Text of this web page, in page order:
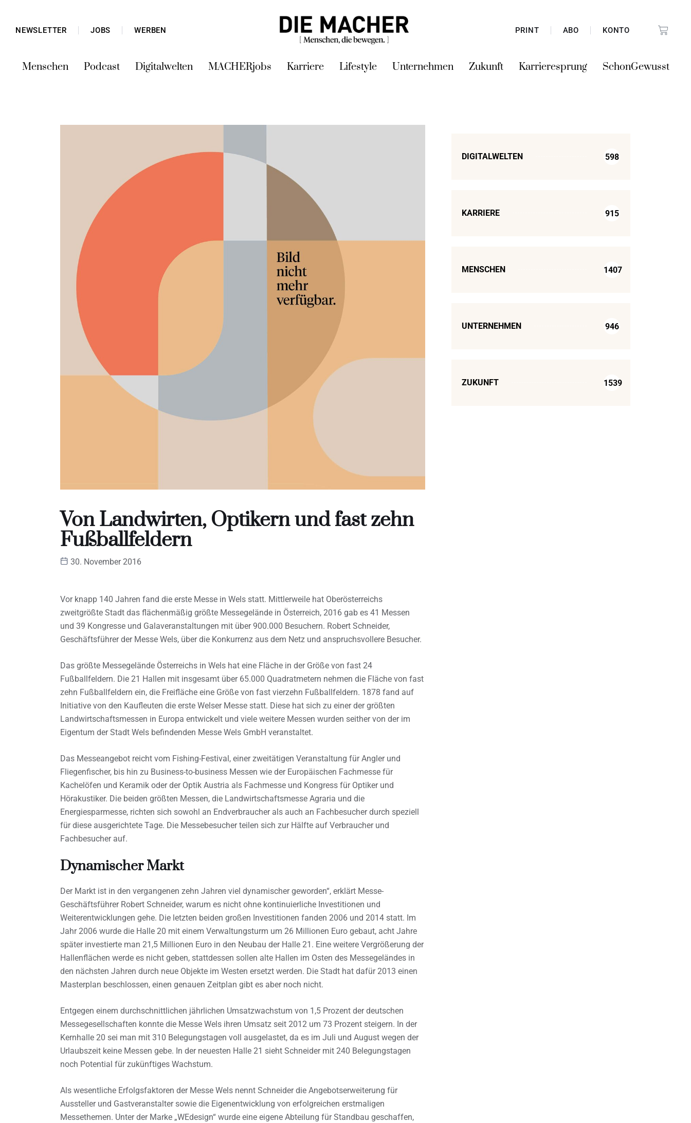
NEWSLETTER JOBS WERBEN PRINT ABO KONTO
Menschen Podcast Digitalwelten MACHERjobs Karriere Lifestyle Unternehmen Zukunft Karrieresprung SchonGewusst
Von Landwirten, Optikern und fast zehn
Fußballfeldern
30. November 2016
Vor knapp 140 Jahren fand die erste Messe in Wels statt. Mittlerweile hat Oberösterreichs
zweitgrößte Stadt das flächenmäßig größte Messegelände in Österreich, 2016 gab es 41 Messen
und 39 Kongresse und Galaveranstaltungen mit über 900.000 Besuchern. Robert Schneider,
Geschäftsführer der Messe Wels, über die Konkurrenz aus dem Netz und anspruchsvollere Besucher.
Das größte Messegelände Österreichs in Wels hat eine Fläche in der Größe von fast 24
Fußballfeldern. Die 21 Hallen mit insgesamt über 65.000 Quadratmetern nehmen die Fläche von fast
zehn Fußballfeldern ein, die Freifläche eine Größe von fast vierzehn Fußballfeldern. 1878 fand auf
Initiative von den Kaufleuten die erste Welser Messe statt. Diese hat sich zu einer der größten
Landwirtschaftsmessen in Europa entwickelt und viele weitere Messen wurden seither von der im
Eigentum der Stadt Wels befindenden Messe Wels GmbH veranstaltet.
Das Messeangebot reicht vom Fishing-Festival, einer zweitätigen Veranstaltung für Angler und
Fliegenfischer, bis hin zu Business-to-business Messen wie der Europäischen Fachmesse für
Kachelöfen und Keramik oder der Optik Austria als Fachmesse und Kongress für Optiker und
Hörakustiker. Die beiden größten Messen, die Landwirtschaftsmesse Agraria und die
Energiesparmesse, richten sich sowohl an Endverbraucher als auch an Fachbesucher durch speziell
für diese ausgerichtete Tage. Die Messebesucher teilen sich zur Hälfte auf Verbraucher und
Fachbesucher auf.
Dynamischer Markt
Der Markt ist in den vergangenen zehn Jahren viel dynamischer geworden“, erklärt Messe-
Geschäftsführer Robert Schneider, warum es nicht ohne kontinuierliche Investitionen und
Weiterentwicklungen gehe. Die letzten beiden großen Investitionen fanden 2006 und 2014 statt. Im
Jahr 2006 wurde die Halle 20 mit einem Verwaltungsturm um 26 Millionen Euro gebaut, acht Jahre
später investierte man 21,5 Millionen Euro in den Neubau der Halle 21. Eine weitere Vergrößerung der
Hallenflächen werde es nicht geben, stattdessen sollen alte Hallen im Osten des Messegeländes in
den nächsten Jahren durch neue Objekte im Westen ersetzt werden. Die Stadt hat dafür 2013 einen
Masterplan beschlossen, einen genauen Zeitplan gibt es aber noch nicht.
Entgegen einem durchschnittlichen jährlichen Umsatzwachstum von 1,5 Prozent der deutschen
Messegesellschaften konnte die Messe Wels ihren Umsatz seit 2012 um 73 Prozent steigern. In der
Kernhalle 20 sei man mit 310 Belegungstagen voll ausgelastet, da es im Juli und August wegen der
Urlaubszeit keine Messen gebe. In der neuesten Halle 21 sieht Schneider mit 240 Belegungstagen
noch Potential für zukünftiges Wachstum.
Als wesentliche Erfolgsfaktoren der Messe Wels nennt Schneider die Angebotserweiterung für
Aussteller und Gastveranstalter sowie die Eigenentwicklung von erfolgreichen erstmaligen
Messethemen. Unter der Marke „WEdesign“ wurde eine eigene Abteilung für Standbau geschaffen,
DIGITALWELTEN 598
KARRIERE 915
MENSCHEN 1407
UNTERNEHMEN 946
ZUKUNFT 1539